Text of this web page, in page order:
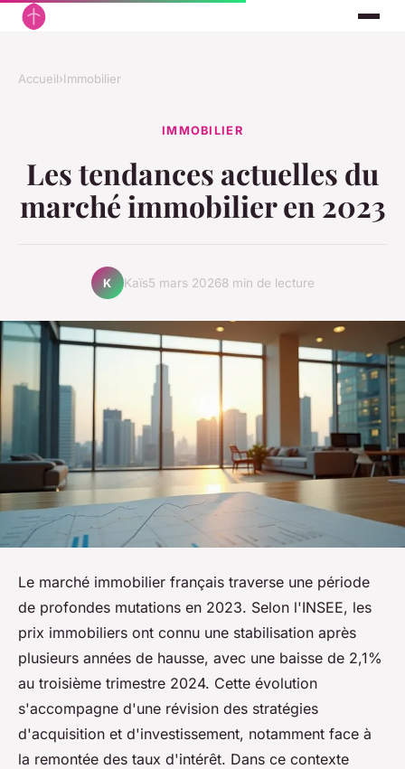
Accueil›Immobilier
IMMOBILIER
Les tendances actuelles du
marché immobilier en 2023
K Kaïs5 mars 20268 min de lecture
Le marché immobilier français traverse une période
de profondes mutations en 2023. Selon l'INSEE, les
prix immobiliers ont connu une stabilisation après
plusieurs années de hausse, avec une baisse de 2,1%
au troisième trimestre 2024. Cette évolution
s'accompagne d'une révision des stratégies
d'acquisition et d'investissement, notamment face à
la remontée des taux d'intérêt. Dans ce contexte